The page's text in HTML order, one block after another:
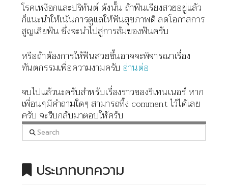
โรคเหงือกและปริทันต์ ดังนั้น ถ้าฟันเรียงสวยอยู่แล้ว
ก็แนะนำให้เน้นการดูแลให้ฟันสุขภาพดี ลดโอกาสการ
สูญเสียฟัน ซึ่งจะนำไปสู่การล้มของฟันครับ
หรือถ้าต้องการให้ฟันสวยขึ้นอาจจะพิจารณาเรื่อง
ทันตกรรมเพื่อความงามครับ อ่านต่อ
จบไปแล้วนะครับสำหรับเรื่องราวของรีเทนเนอร์หาก
เพื่อนๆมีคำถามใดๆ สามารถทิ้ง commentไว้ได้เลย
ครับ จะรีบกลับมาตอบให้ครับ
Search
ประเภทบทความ